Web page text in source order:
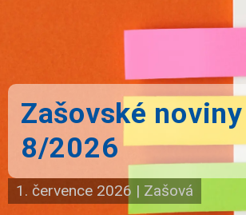
Zašovské
8/2026
1. července 2026 | Zašová